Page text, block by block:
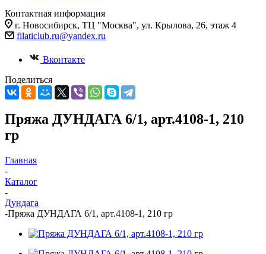
Контактная информация
г. Новосибирск, ТЦ "Москва", ул. Крылова, 26, этаж 4
filaticlub.ru@yandex.ru
Вконтакте
Поделиться
Пряжа ДУНДАГА 6/1, арт.4108-1, 210
гр
Главная
-
Каталог
-
Дундага
-Пряжа ДУНДАГА 6/1, арт.4108-1, 210 гр